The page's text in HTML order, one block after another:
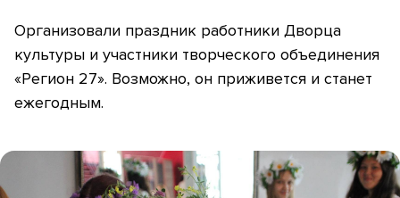
Организовали праздник работники Дворца
культуры и участники творческого объединения
«Регион 27». Возможно, он приживется и станет
ежегодным.